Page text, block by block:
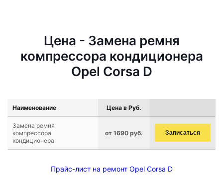
Цена - Замена ремня
компрессора кондиционера
Opel Corsa D
Наименование Цена в Руб.
Замена ремня
компрессора
кондиционера
от 1690 руб. Записаться
Прайс-лист на ремонт Opel Corsa D